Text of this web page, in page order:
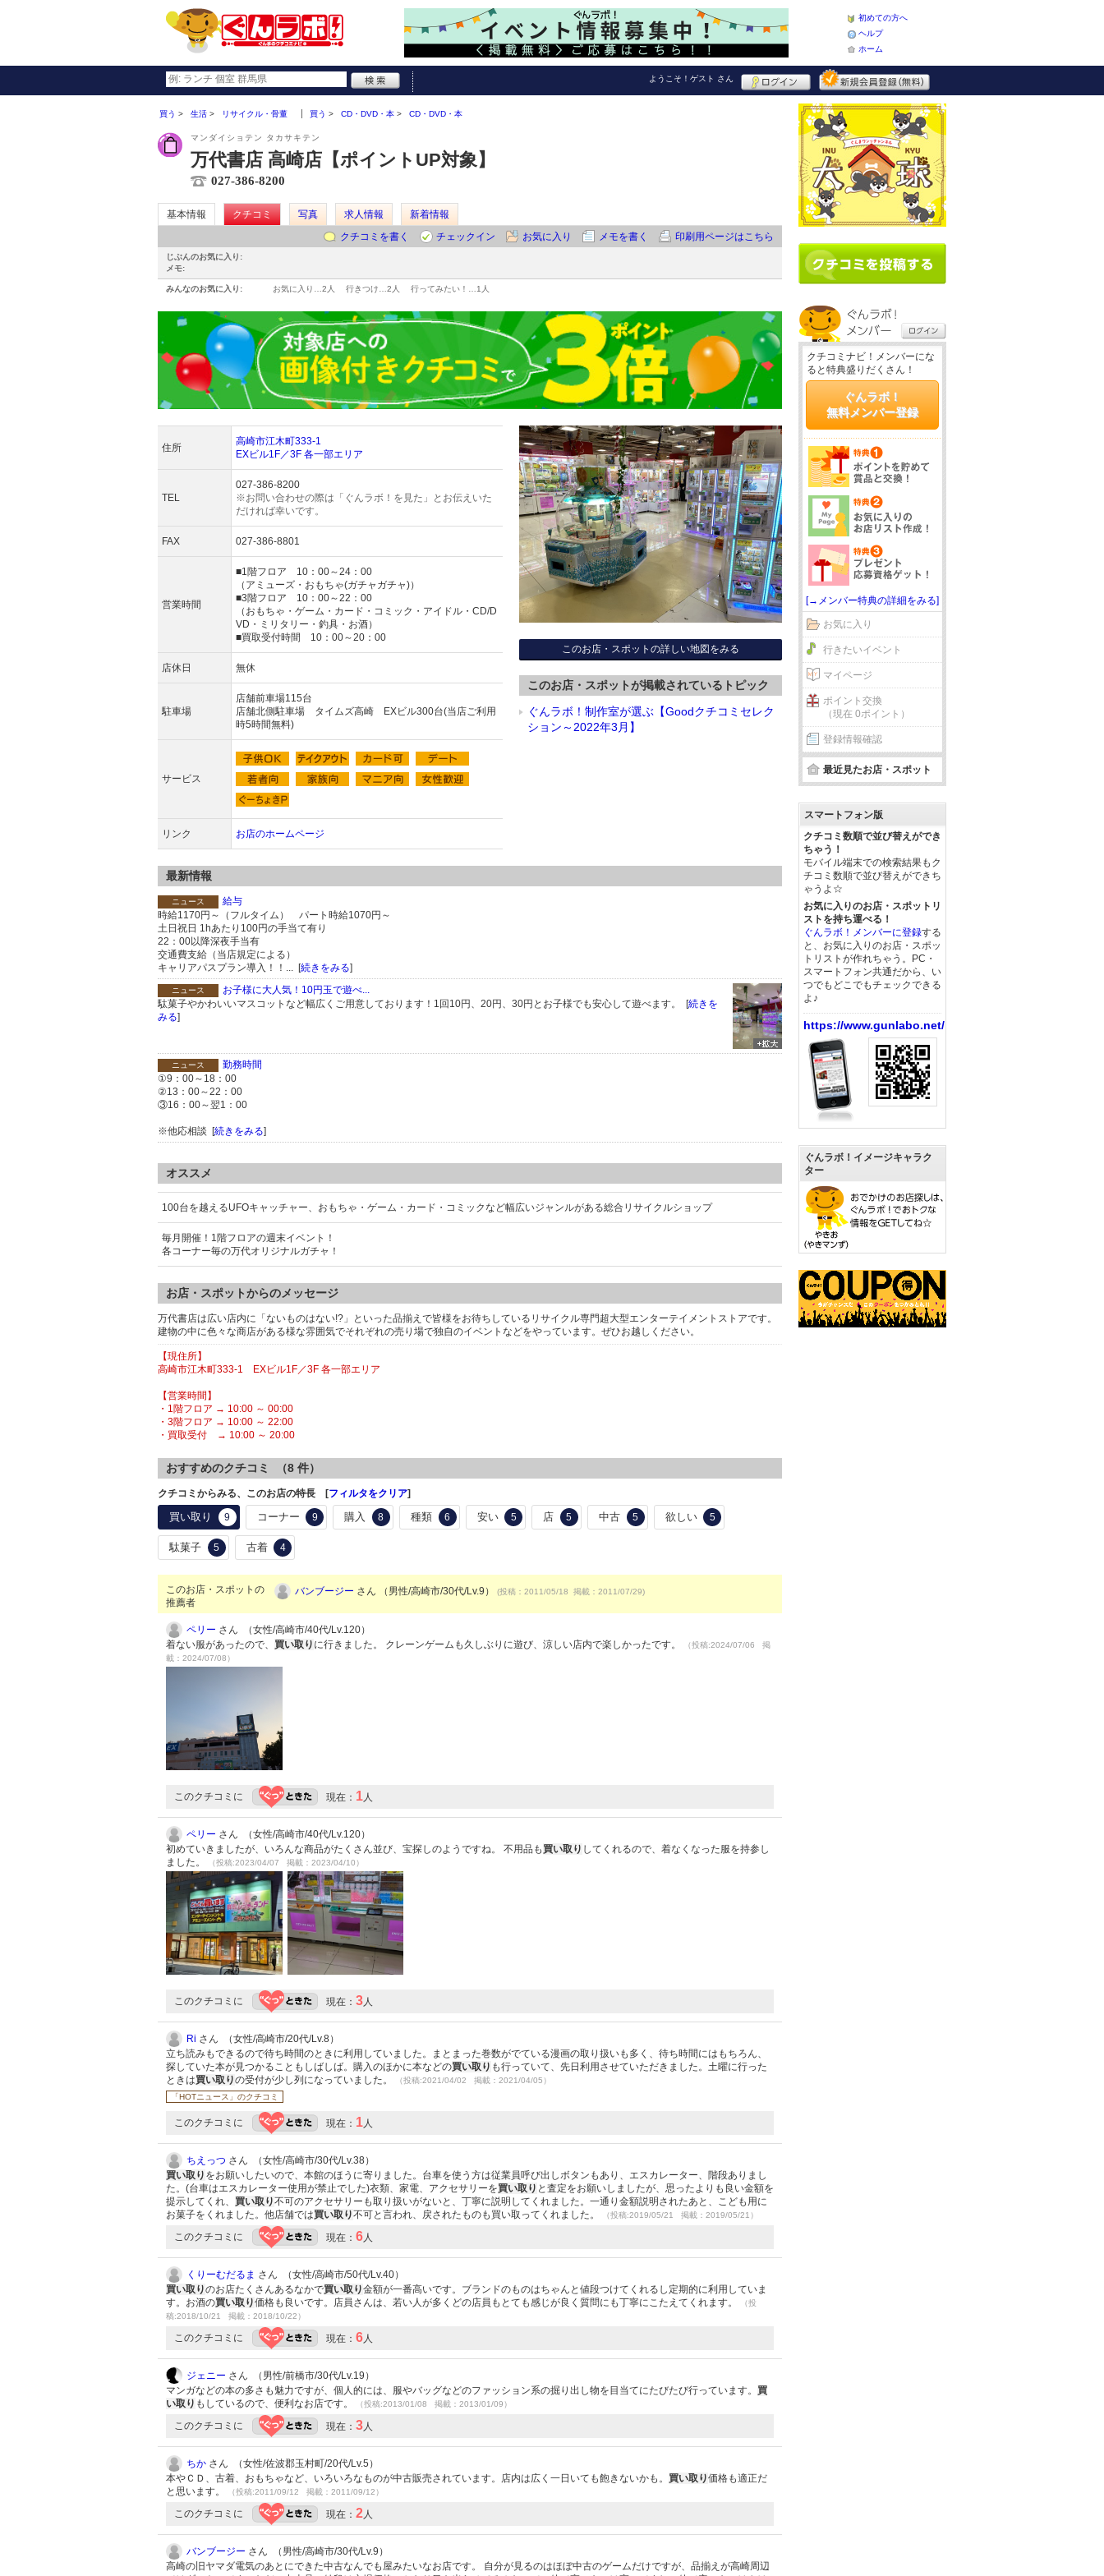
初めての方へ
ヘルプ
ホーム
ようこそ！ ゲスト さん
買う 生活 リサイクル・骨董 買う CD・DVD・本 CD・DVD・本
マンダイショテン タカサキテン
万代書店 高崎店【ポイントUP対象】
027-386-8200
基本情報 クチコミ 写真 求人情報
新着情報
クチコミを書く
チェックイン お気に入り メモを書く 印刷用ページはこちら
じぶんのお気に入り:
メモ:
みんなのお気に入り: お気に入り… 2人 行きつけ… 2人 行ってみたい！… 1人
住所
高崎市江木町333-1
EXビル1F／3F 各一部エリア
TEL
027-386-8200
※お問い合わせの際は「ぐんラボ！を見た」とお伝えいた
だければ幸いです。
FAX 027-386-8801
営業時間
■1階フロア 10：00～24：00
（アミューズ・おもちゃ(ガチャガチャ)）
■3階フロア 10：00～22：00
（おもちゃ・ゲーム・カード・コミック・アイドル・CD/D
VD・ミリタリー・釣具・お酒）
■買取受付時間 10：00～20：00
店休日 無休
駐車場
店舗前車場115台
店舗北側駐車場 タイムズ高崎 EXビル300台(当店ご利用
時5時間無料)
サービス
リンク お店のホームページ
このお店・スポットの詳しい地図をみる
このお店・スポットが掲載されているトピック
ぐんラボ！制作室が選ぶ【Goodクチコミセレク
ション～2022年3月】
最新情報
ニュース
給与
時給1170円～（フルタイム） パート時給1070円～
土日祝日 1hあたり100円の手当て有り
22：00以降深夜手当有
交通費支給（当店規定による）
キャリアパスプラン導入！！... [続きをみる]
ニュース
お子様に大人気！10円玉で遊べ...
駄菓子やかわいいマスコットなど幅広くご用意しております！1回10円、20円、30円とお子様でも安心して遊べます。 [続きを
みる]
ニュース
勤務時間
①9：00～18：00
②13：00～22：00
③16：00～翌1：00
※他応相談 [続きをみる]
オススメ
100台を越えるUFOキャッチャー、おもちゃ・ゲーム・カード・コミックなど幅広いジャンルがある総合リサイクルショップ
毎月開催！1階フロアの週末イベント！
各コーナー毎の万代オリジナルガチャ！
お店・スポットからのメッセージ
万代書店は広い店内に「ないものはない!?」といった品揃えで皆様をお待ちしているリサイクル専門超大型エンターテイメントストアです。
建物の中に色々な商店がある様な雰囲気でそれぞれの売り場で独自のイベントなどをやっています。ぜひお越しください。
【現住所】
高崎市江木町333-1 EXビル1F／3F 各一部エリア
【営業時間】
・1階フロア → 10:00 ～ 00:00
・3階フロア → 10:00 ～ 22:00
・買取受付 → 10:00 ～ 20:00
おすすめのクチコミ （8 件）
クチコミからみる、このお店の特長 [フィルタをクリア]
買い取り 9 コーナー 9 購入 8 種類 6 安い 5 店 5 中古 5 欲しい 5
駄菓子 5 古着 4
このお店・スポットの
推薦者
バンブージー さん （男性/高崎市/30代/Lv.9） (投稿：2011/05/18 掲載：2011/07/29)
ペリー さん （女性/高崎市/40代/Lv.120）
着ない服があったので、 買い取り に行きました。 クレーンゲームも久しぶりに遊び、涼しい店内で楽しかったです。
（投稿:2024/07/06 掲
載：2024/07/08）
このクチコミに 現在： 1人
ペリー さん （女性/高崎市/40代/Lv.120）
初めていきましたが、いろんな商品がたくさん並び、宝探しのようですね。 不用品も 買い取り してくれるので、着なくなった服を持参し
ました。
（投稿:2023/04/07 掲載：2023/04/10）
このクチコミに 現在： 3人
Ri さん （女性/高崎市/20代/Lv.8）
立ち読みもできるので待ち時間のときに利用していました。まとまった巻数がでている漫画の取り扱いも多く、待ち時間にはもちろん、
探していた本が見つかることもしばしば。購入のほかに本などの買い取り も行っていて、先日利用させていただきました。土曜に行った
ときは買い取りの受付が少し列になっていました。
（投稿:2021/04/02 掲載：2021/04/05）
「HOTニュース」のクチコミ
このクチコミに 現在： 1人
ちえっつ さん （女性/高崎市/30代/Lv.38）
買い取り をお願いしたいので、本館のほうに寄りました。台車を使う方は従業員呼び出しボタンもあり、エスカレーター、階段ありまし
た。(台車はエスカレーター使用が禁止でした)衣類、家電、アクセサリーを買い取り と査定をお願いしましたが、思ったよりも良い金額を
提示してくれ、 買い取り不可のアクセサリーも取り扱いがないと、丁寧に説明してくれました。一通り金額説明されたあと、こども用に
お菓子をくれました。他店舗では買い取り不可と言われ、戻されたものも買い取ってくれました。 （投稿:2019/05/21 掲載：2019/05/21）
このクチコミに 現在： 6人
くりーむだるま さん （女性/高崎市/50代/Lv.40）
買い取りのお店たくさんあるなかで買い取り金額が一番高いです。ブランドのものはちゃんと値段つけてくれるし定期的に利用していま
す。お酒の買い取り価格も良いです。店員さんは、若い人が多くどの店員もとても感じが良く質問にも丁寧にこたえてくれます。
（投
稿:2018/10/21 掲載：2018/10/22）
このクチコミに 現在： 6人
ジェニー さん （男性/前橋市/30代/Lv.19）
マンガなどの本の多さも魅力ですが、個人的には、服やバッグなどのファッション系の掘り出し物を目当てにたびたび行っています。 買
い取り もしているので、便利なお店です。 （投稿:2013/01/08 掲載：2013/01/09）
このクチコミに 現在： 3人
ちか さん （女性/佐波郡玉村町/20代/Lv.5）
本やＣＤ、古着、おもちゃなど、いろいろなものが中古販売されています。店内は広く一日いても飽きないかも。 買い取り価格も適正だ
と思います。
（投稿:2011/09/12 掲載：2011/09/12）
このクチコミに 現在： 2人
バンブージー さん （男性/高崎市/30代/Lv.9）
高崎の旧ヤマダ電気のあとにできた中古なんでも屋みたいなお店です。 自分が見るのはほぼ中古のゲームだけですが、品揃えが高崎周辺
クチコミナビ！メンバーにな
ると特典盛りだくさん！
ぐんラボ！
無料メンバー登録
[→メンバー特典の詳細をみる]
お気に入り
行きたいイベント
マイページ
ポイント交換
（現在 0ポイント）
登録情報確認
最近見たお店・スポット
スマートフォン版
クチコミ数順で並び替えができ
ちゃう！
モバイル端末での検索結果もク
チコミ数順で並び替えができち
ゃうよ☆
お気に入りのお店・スポットリ
ストを持ち運べる！
ぐんラボ！メンバーに登録する
と、お気に入りのお店・スポッ
トリストが作れちゃう。PC・
スマートフォン共通だから、い
つでもどこでもチェックできる
よ♪
https://www.gunlabo.net/
ぐんラボ！イメージキャラク
ター